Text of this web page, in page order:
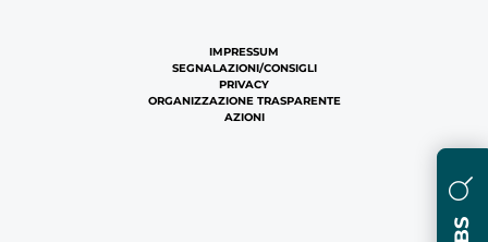
IMPRESSUM
SEGNALAZIONI/CONSIGLI
PRIVACY
ORGANIZZAZIONE TRASPARENTE
AZIONI